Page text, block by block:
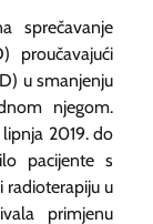
sprečavanje
proučavajući
u smanjenju
njegom.
2019. do
pacijente s
radioterapiju u
primjenu